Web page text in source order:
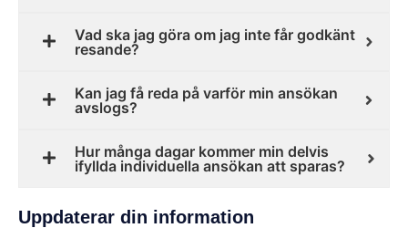
Vad ska jag göra om jag inte får godkänt
resande?
Kan jag få reda på varför min ansökan
avslogs?
Hur många dagar kommer min delvis
ifyllda individuella ansökan att sparas?
Uppdaterar din information